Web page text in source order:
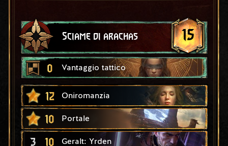
Sciame di arachas 15
0 Vantaggio tattico
12 Oniromanzia
10 Portale
3 10 Geralt: Yrden